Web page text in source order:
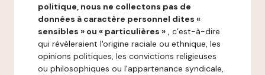
politique, nous ne collectons pas de
données à caractère personnel dites «
sensibles » ou « particulières » , c’est-à-dire
qui révèleraient l'origine raciale ou ethnique, les
opinions politiques, les convictions religieuses
ou philosophiques ou l'appartenance syndicale,